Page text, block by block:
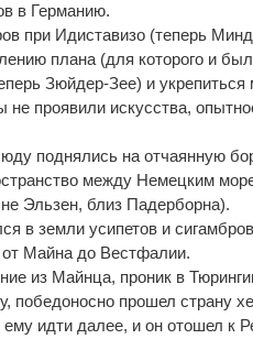
в Германию.
при Идиставизо (теперь
плана (для которого и
Зюйдер-Зее) и укре
не проявили искусства,
поднялись на отчаянную
между Немецким
е Эльзен, близ Падерборна).
в земли усипетов и
от Майна до Вестфалии.
из Майнца, проник в
победоносно прошел страну
ему идти далее, и он отошел к